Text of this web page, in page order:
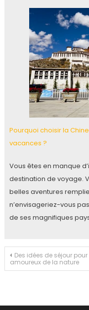
Pourquoi choisir la
vacances ?
Vous êtes en manque
destination de voyage.
belles aventures
n’envisageriez-vous
de ses magnifiques
Navigation
l’article
Des idées de séjour pour
amoureux de la nature